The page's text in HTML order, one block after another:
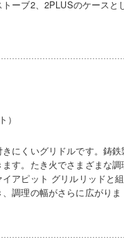
ーブ2、2PLUSのケースと
）
にくいグリドルです。鋳鉄
す。たき火でさまざまな調
アピット グリルリッドと
調理の幅がさらに広がりま